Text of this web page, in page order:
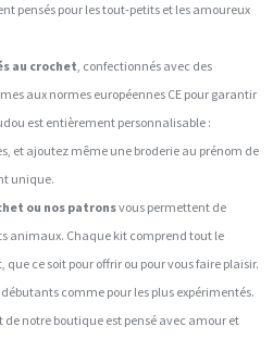
pensés pour les tout-petits et les amoureux
au crochet, confectionnés avec des
aux normes européennes CE pour garantir
est entièrement personnalisable :
et ajoutez même une broderie au prénom de
unique.
ou nos patronsvous permettent de
animaux. Chaque kit comprend tout le
ce soit pour offrir ou pour vous faire plaisir.
comme pour les plus expérimentés.
notre boutique est pensé avec amour et